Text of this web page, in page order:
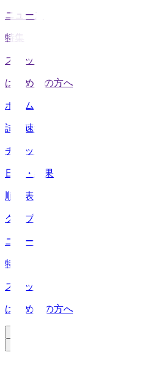
ニュース
特集
スタッツ
はじめての方へ
ホーム
試合速報
チケット
日程・結果
順位表
クラブ
ニュース
特集
スタッツ
はじめての方へ